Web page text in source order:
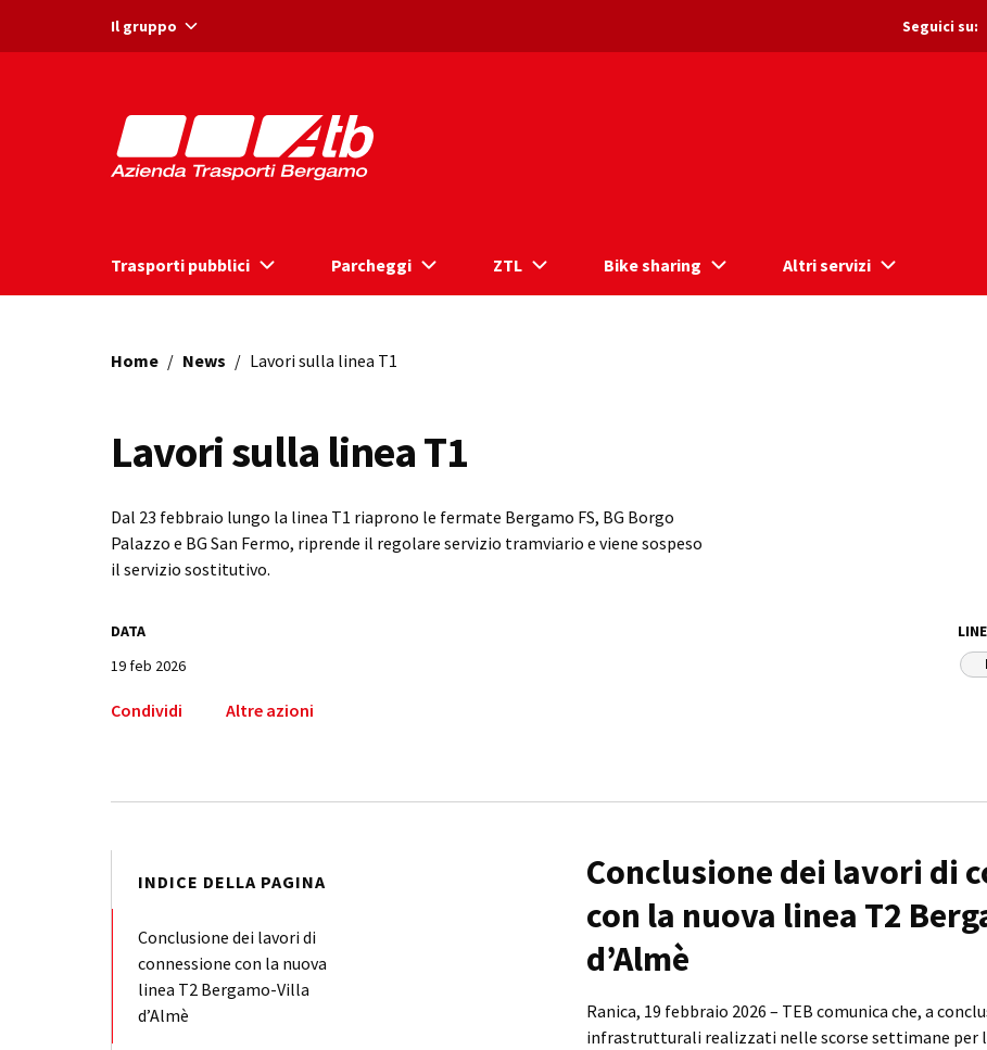
Il gruppo Seguici su:
Trasporti pubblici Parcheggi ZTL Bike sharing Altri servizi
Home / News / Lavori sulla linea T1
Lavori sulla linea T1
Dal 23 febbraio lungo la linea T1 riaprono le fermate Bergamo FS, BG Borgo
Palazzo e BG San Fermo, riprende il regolare servizio tramviario e viene sospeso
il servizio sostitutivo.
DATA
19 feb 2026
Condividi Altre azioni
INDICE DELLA PAGINA
Conclusione dei lavori di
connessione con la nuova
linea T2 Bergamo-Villa
d’Almè
Conclusione dei lavori di
con la nuova linea T2
d’Almè
Ranica, 19 febbraio 2026 – TEB comunica che, a
infrastrutturali realizzati nelle scorse settimane per